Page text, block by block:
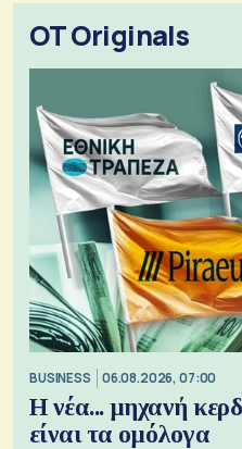
OT Originals
BUSINESS 06.08.2026, 07:00
Η νέα... μηχανή
είναι τα ομόλογα